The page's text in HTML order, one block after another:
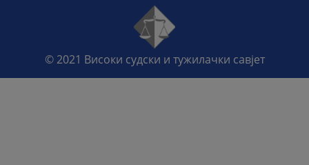
© 2021 Високи судски и тужилачки савјет